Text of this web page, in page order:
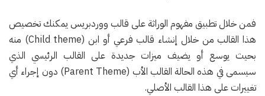
فمن خلال تطبيق مفهوم الوراثة على قالب ووردبريس يمكنك تخصيص
هذا القالب من خلال إنشاء قالب فرعي أو ابن (Child theme) منه
بحيث يوسع أو يضيف ميزات جديدة على القالب الرئيسي الذي
سيسمى في هذه الحالة القالب الأب (Parent Theme) دون إجراء أي
تغييرات على هذا القالب الأصلي.